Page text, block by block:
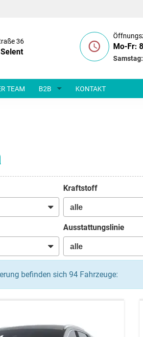
36
Mo-Fr:
TEAM B2B KONTAKT
Kraftstoff
Ausstattungslinie
befinden sich 94Fahrzeuge: